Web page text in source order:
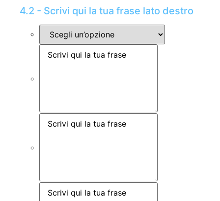
4.2 - Scrivi qui la tua frase lato destro